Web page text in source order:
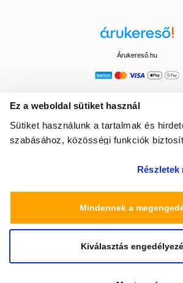
Ez a weboldal sütiket használ
Sütiket használunk a tartalmak és
szabásához, közösségi funkciók
média-, hirdető- és elemező
amelyeket Ön adott meg számukra
használt más szolgáltatásokból
Részletek
Mindennek a
Kiválasztás
Árukereső.hu